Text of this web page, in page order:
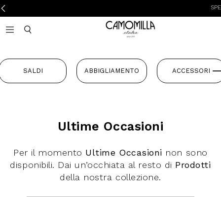
Camomilla Italia®
SALDI ABBIGLIAMENTO ACCESSORI
Ultime Occasioni
Per il momento Ultime Occasioni non sono
disponibili. Dai un’occhiata al resto di Prodotti
della nostra collezione.